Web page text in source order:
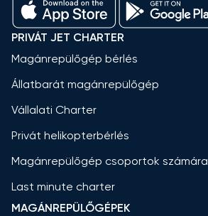
PRIVÁT JET CHARTER
Magánrepülőgép bérlés
Állatbarát magánrepülőgép
Vállalati Charter
Privát helikopterbérlés
Magánrepülőgép csoportok számára
Last minute charter
MAGÁNREPÜLŐGÉPEK